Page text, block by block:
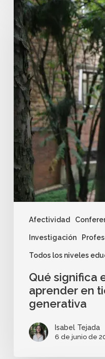
Afectividad
Investigación
Todos los niveles
Qué significa
aprender en
generativa
Isabel Tejada
6 de junio de